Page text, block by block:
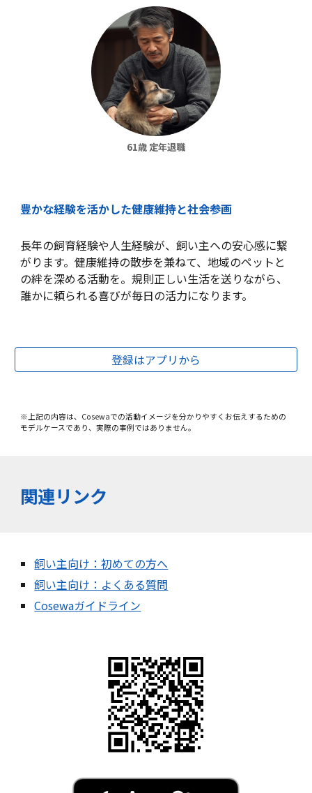
61歳 定年退職
豊かな経験を活かした健康維持と社会参画
長年の飼育経験や人生経験が、飼い主への安心感に繋
がります。健康維持の散歩を兼ねて、地域のペットと
の絆を深める活動を。規則正しい生活を送りながら、
誰かに頼られる喜びが毎日の活力になります。
登録はアプリから
※上記の内容は、Cosewaでの活動イメージを分かりやすくお伝えするための
モデルケースであり、実際の事例ではありません。
関連リンク
飼い主向け：初めての方へ
飼い主向け：よくある質問
Cosewaガイドライン